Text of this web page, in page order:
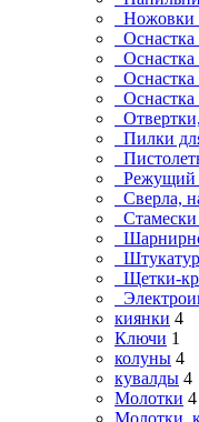
Ножовки
Оснастка
Пилки
Режущий
Сверла,
Щетки-
киянки 4
Ключи 1
колуны 4
кувалды 4
Молотки 4
Молотки,